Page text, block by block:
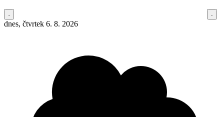
dnes, čtvrtek 6. 8. 2026